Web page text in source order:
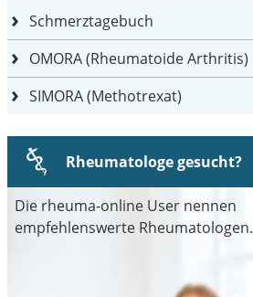
Schmerztagebuch
OMORA (Rheumatoide Arthritis)
SIMORA (Methotrexat)
Rheumatologe gesucht?
Die rheuma-online User nennen
empfehlenswerte Rheumatologen.